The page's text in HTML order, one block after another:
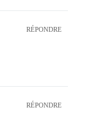
RÉPONDRE
RÉPONDRE